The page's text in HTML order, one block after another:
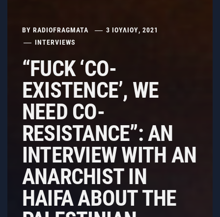
BY RADIOFRAGMATA
3 ΙΟΥΛΊΟΥ, 2021
INTERVIEWS
“FUCK ‘CO-
EXISTENCE’, WE
NEED CO-
RESISTANCE”: AN
INTERVIEW WITH AN
ANARCHIST IN
HAIFA ABOUT THE